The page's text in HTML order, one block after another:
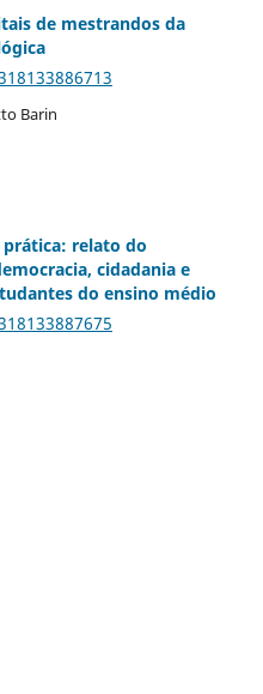
de mestrandos da
Barin
relato do
cidadania e
do ensino médio